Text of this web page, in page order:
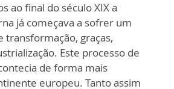
ao final do século XIX a
já começava a sofrer um
transformação, graças,
Este processo de
de forma mais
europeu. Tanto assim